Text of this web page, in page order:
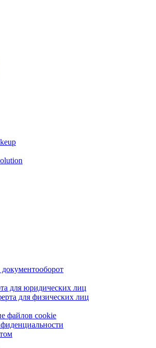
для юридических лиц
для физических лиц
файлов cookie